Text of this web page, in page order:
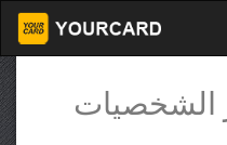
الشخصيات